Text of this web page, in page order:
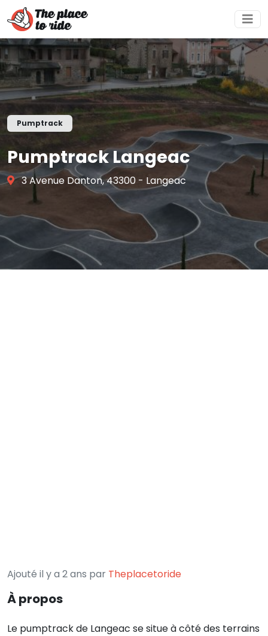
Pumptrack
Pumptrack Langeac
3 Avenue Danton, 43300 - Langeac
Ajouté il y a 2 ans par Theplacetoride
À propos
Le pumptrack de Langeac se situe à côté des terrains